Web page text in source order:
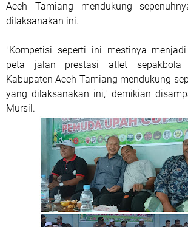
Aceh Tamiang mendukung
dilaksanakan ini.
"Kompetisi seperti ini mestinya
peta jalan prestasi atlet sepakbola
Kabupaten Aceh Tamiang mendukung
yang dilaksanakan ini," demikian
Mursil.